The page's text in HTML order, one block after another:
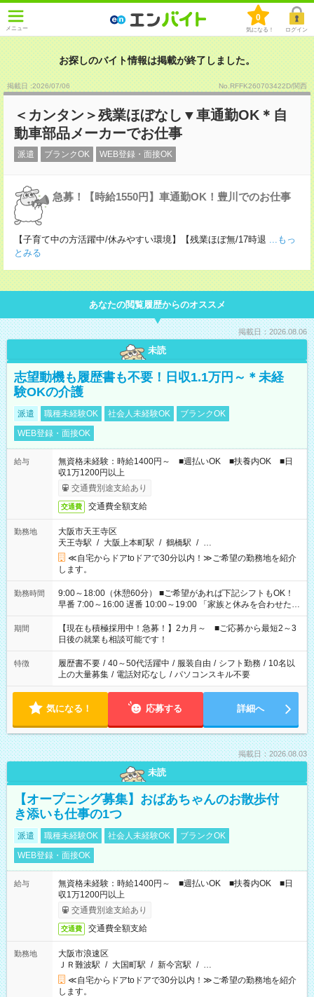
メニュー
0
気になる！ ログイン
お探しのバイト情報は掲載が終了しました。
掲載日 :2026/07/06 No.RFFK260703422D/関西
＜カンタン＞残業ほぼなし▼車通勤OK＊自
動車部品メーカーでお仕事
派遣 ブランクOK WEB登録・面接OK
急募！【時給1550円】車通勤OK！豊川でのお仕事
【子育て中の方活躍中/休みやすい環境】【残業ほぼ無/17時退 ...もっ
とみる
あなたの閲覧履歴からのオススメ
掲載日：2026.08.06
未読
志望動機も履歴書も不要！日収1.1万円～＊未経
験OKの介護
派遣 職種未経験OK 社会人未経験OK
ブランクOK
WEB登録・面接OK
給与
無資格未経験：時給1400円～ ■週払いOK ■扶養内OK ■日
収1万1200円以上
交通費別途支給あり
交通費 交通費全額支給
勤務地
大阪市天王寺区
天王寺駅 / 大阪上本町駅 / 鶴橋駅 / …
≪自宅からドアtoドアで30分以内！≫ご希望の勤務地を紹介
します。
勤務時間
9:00～18:00（休憩60分） ■ご希望があれば下記シフトもOK！
早番 7:00～16:00 遅番 10:00～19:00 「家族と休みを合わせた
い」 「余裕を持って夕飯の準備がしたい」 「できれば残業はし
たくない」 など、ご希望を教えてくださいね。 ※Wワーク希望
の方へ 今ご覧のお仕事で希望する勤務時間と、もう1つのお仕事
の勤務時間。 合計で週40時間を超える場合は応募できません。
期間
【現在も積極採用中！急募！】2カ月～ ■ご応募から最短2～3
日後の就業も相談可能です！
特徴 履歴書不要 / 40～50代活躍中 / 服装自由 / シフト勤務 / 10名以
上の大量募集 / 電話対応なし / パソコンスキル不要
気になる！ 応募する 詳細へ
掲載日：2026.08.03
未読
【オープニング募集】おばあちゃんのお散歩付
き添いも仕事の1つ
派遣 職種未経験OK 社会人未経験OK
ブランクOK
WEB登録・面接OK
給与
無資格未経験：時給1400円～ ■週払いOK ■扶養内OK ■日
収1万1200円以上
交通費別途支給あり
交通費 交通費全額支給
勤務地
大阪市浪速区
ＪＲ難波駅 / 大国町駅 / 新今宮駅 / …
≪自宅からドアtoドアで30分以内！≫ご希望の勤務地を紹介
します。